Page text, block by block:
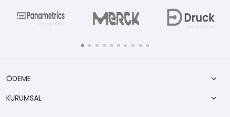
ÖDEME
KURUMSAL